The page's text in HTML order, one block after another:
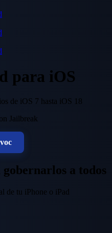
para iOS
de iOS 7 hasta iOS 18
Jailbreak
a todos
de tu iPhone o iPad